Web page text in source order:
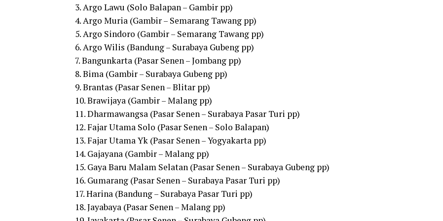
3. Argo Lawu (Solo Balapan – Gambir pp)
4. Argo Muria (Gambir – Semarang Tawang pp)
5. Argo Sindoro (Gambir – Semarang Tawang pp)
6. Argo Wilis (Bandung – Surabaya Gubeng pp)
7. Bangunkarta (Pasar Senen – Jombang pp)
8. Bima (Gambir – Surabaya Gubeng pp)
9. Brantas (Pasar Senen – Blitar pp)
10. Brawijaya (Gambir – Malang pp)
11. Dharmawangsa (Pasar Senen – Surabaya Pasar Turi pp)
12. Fajar Utama Solo (Pasar Senen – Solo Balapan)
13. Fajar Utama Yk (Pasar Senen – Yogyakarta pp)
14. Gajayana (Gambir – Malang pp)
15. Gaya Baru Malam Selatan (Pasar Senen – Surabaya Gubeng pp)
16. Gumarang (Pasar Senen – Surabaya Pasar Turi pp)
17. Harina (Bandung – Surabaya Pasar Turi pp)
18. Jayabaya (Pasar Senen – Malang pp)